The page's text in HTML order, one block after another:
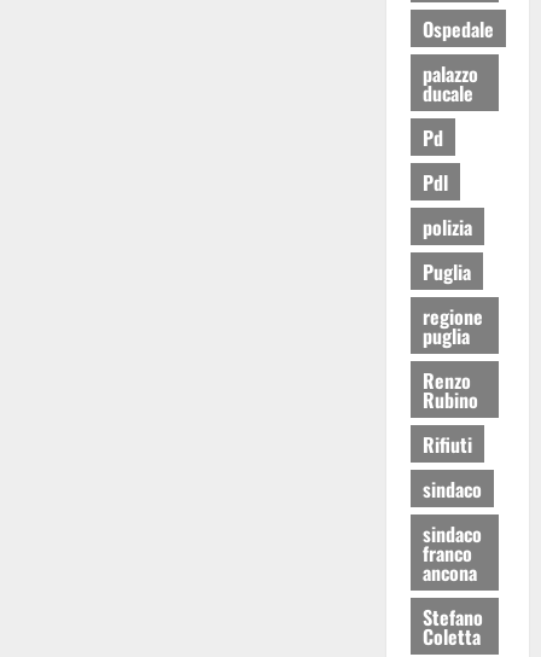
Ospedale
palazzo
ducale
Pd
Pdl
polizia
Puglia
regione
puglia
Renzo
Rubino
Rifiuti
sindaco
sindaco
franco
ancona
Stefano
Coletta